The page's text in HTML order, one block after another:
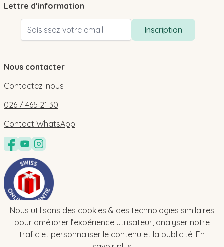
Nous utilisons des cookies & des technologies similaires
pour améliorer l’expérience utilisateur, analyser notre
trafic et personnaliser le contenu et la publicité. En
Lettre d’information
Adresse email
Inscription
Nous contacter
Contactez-nous
026 / 465 21 30
Contact WhatsApp